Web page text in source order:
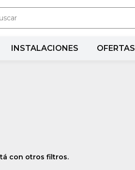
INSTALACIONES OFERTAS
con otros filtros.